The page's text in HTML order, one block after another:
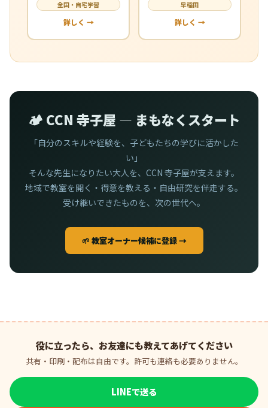
全国・自宅学習
詳しく →
早稲田
詳しく →
🏕️ CCN 寺子屋 — まもなくスタート
「自分のスキルや経験を、子どもたちの学びに活かした
い」
そんな先生になりたい大人を、CCN 寺子屋が支えます。
地域で教室を開く・得意を教える・自由研究を伴走する。
受け継いできたものを、次の世代へ。
🌱 教室オーナー候補に登録 →
役に立ったら、お友達にも教えてあげてください
共有・印刷・配布は自由です。許可も連絡も必要ありません。
LINEで送る